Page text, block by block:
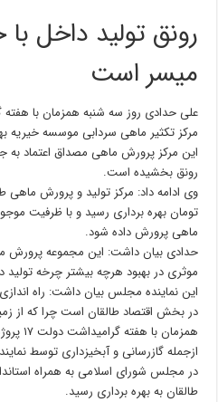
رونق تولید داخل
میسر است
علی حدادی روز سه شنبه همزمان با هفته
مرکز تکثیر ماهی سردابی موسسه خیریه
این مرکز پرورش ماهی مصداق اعتماد به
رونق بخشیده است.
ماهی پرورش داده شود.
حدادی بیان داشت: این مجموعه پرورش
موثری در بهبود هرچه بیشتر چرخه تولید
این نماینده مجلس بیان داشت: راه
در بخش اقتصاد طالقان است چرا که از
ازجمله گازرسانی و آبخیزداری توسط
در مجلس شورای اسلامی به همراه
طالقان به بهره برداری رسید.